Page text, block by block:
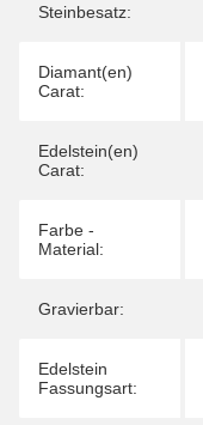
Steinbesatz:
Diamant(en)
Carat:
Edelstein(en)
Carat:
Farbe -
Material:
Gravierbar:
Edelstein
Fassungsart: